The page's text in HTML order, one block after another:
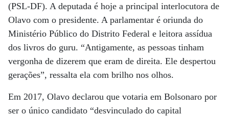
(PSL-DF). A deputada é hoje a principal interlocutora de
Olavo com o presidente. A parlamentar é oriunda do
Ministério Público do Distrito Federal e leitora assídua
dos livros do guru. “Antigamente, as pessoas tinham
vergonha de dizerem que eram de direita. Ele despertou
gerações”, ressalta ela com brilho nos olhos.
Em 2017, Olavo declarou que votaria em Bolsonaro por
ser o único candidato “desvinculado do capital